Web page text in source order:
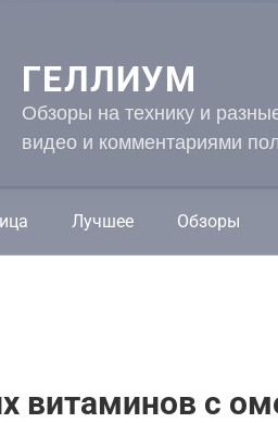
ГЕЛЛИУМ
Обзоры на технику и
видео и комментариями
Лучшее Обзоры
витаминов с